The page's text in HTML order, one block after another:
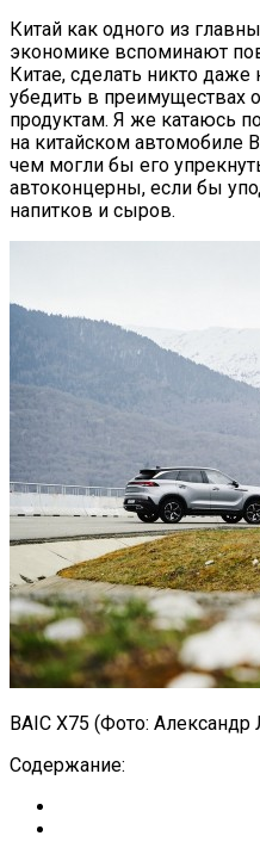
Китай как одного из
экономике вспоминают
Китае, сделать никто
убедить в преимуществах
продуктам. Я же катаюсь
на китайском автомобиле
чем могли бы его
автоконцерны, если бы
напитков и сыров.
BAIC X75 (Фото:
Содержание: